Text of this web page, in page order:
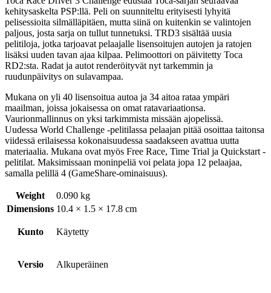
kehitysaskelta PSP:llä. Peli on suunniteltu erityisesti lyhyitä
pelisessioita silmälläpitäen, mutta siinä on kuitenkin se valintojen
paljous, josta sarja on tullut tunnetuksi. TRD3 sisältää uusia
pelitiloja, jotka tarjoavat pelaajalle lisensoitujen autojen ja ratojen
lisäksi uuden tavan ajaa kilpaa. Pelimoottori on päivitetty Toca
RD2:sta. Radat ja autot renderöityvät nyt tarkemmin ja
ruudunpäivitys on sulavampaa.
Mukana on yli 40 lisensoitua autoa ja 34 aitoa rataa ympäri
maailman, joissa jokaisessa on omat ratavariaationsa.
Vaurionmallinnus on yksi tarkimmista missään ajopelissä.
Uudessa World Challenge -pelitilassa pelaajan pitää osoittaa taitonsa
viidessä erilaisessa kokonaisuudessa saadakseen avattua uutta
materiaalia. Mukana ovat myös Free Race, Time Trial ja Quickstart -
pelitilat. Maksimissaan moninpeliä voi pelata jopa 12 pelaajaa,
samalla pelillä 4 (GameShare-ominaisuus).
Weight
0.090 kg
Dimensions 10.4 × 1.5 × 17.8 cm
Kunto Käytetty
Versio Alkuperäinen